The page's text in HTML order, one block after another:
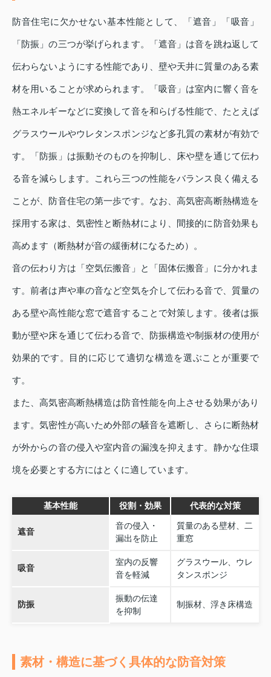
防音住宅に欠かせない基本性能として、「遮音」「吸音」
「防振」の三つが挙げられます。「遮音」は音を跳ね返して
伝わらないようにする性能であり、壁や天井に質量のある素
材を用いることが求められます。「吸音」は室内に響く音を
熱エネルギーなどに変換して音を和らげる性能で、たとえば
グラスウールやウレタンスポンジなど多孔質の素材が有効で
す。「防振」は振動そのものを抑制し、床や壁を通じて伝わ
る音を減らします。これら三つの性能をバランス良く備える
ことが、防音住宅の第一歩です。なお、高気密高断熱構造を
採用する家は、気密性と断熱材により、間接的に防音効果も
高めます（断熱材が音の緩衝材になるため）。
音の伝わり方は「空気伝搬音」と「固体伝搬音」に分かれま
す。前者は声や車の音など空気を介して伝わる音で、質量の
ある壁や高性能な窓で遮音することで対策します。後者は振
動が壁や床を通じて伝わる音で、防振構造や制振材の使用が
効果的です。目的に応じて適切な構造を選ぶことが重要で
す。
また、高気密高断熱構造は防音性能を向上させる効果があり
ます。気密性が高いため外部の騒音を遮断し、さらに断熱材
が外からの音の侵入や室内音の漏洩を抑えます。静かな住環
境を必要とする方にはとくに適しています。
基本性能 役割・効果 代表的な対策
遮音
音の侵入・
漏出を防止
質量のある壁材、二
重窓
吸音
室内の反響
音を軽減
グラスウール、ウレ
タンスポンジ
防振
振動の伝達
を抑制
制振材、浮き床構造
素材・構造に基づく具体的な防音対策